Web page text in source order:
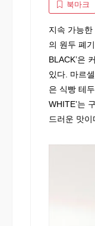
북마크
지속 가능
의 원두 폐
BLACK’은
있다. 마르
은 식빵 테
WHITE’는
드러운 맛이